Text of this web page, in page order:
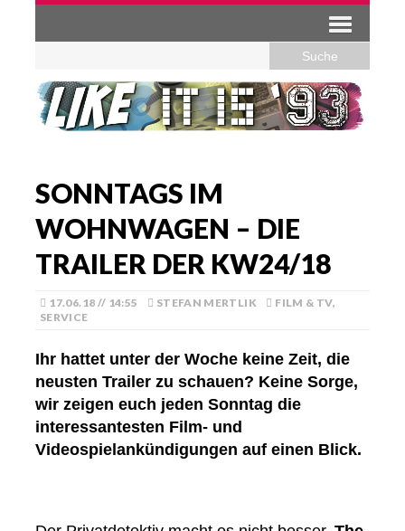
SONNTAGS IM
WOHNWAGEN – DIE
TRAILER DER KW24/18
17.06.18 // 14:55 STEFAN MERTLIK FILM & TV,
SERVICE
Ihr hattet unter der Woche keine Zeit, die
neusten Trailer zu schauen? Keine Sorge,
wir zeigen euch jeden Sonntag die
interessantesten Film- und
Videospielankündigungen auf einen Blick.